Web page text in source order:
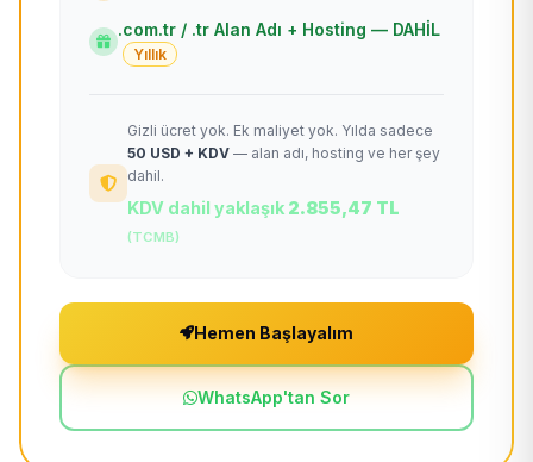
.com.tr / .tr Alan Adı + Hosting — DAHİL
Yıllık
Gizli ücret yok. Ek maliyet yok. Yılda sadece
50 USD + KDV — alan adı, hosting ve her şey
dahil.
KDV dahil yaklaşık 2.855,47 TL
(TCMB)
Hemen Başlayalım
WhatsApp'tan Sor